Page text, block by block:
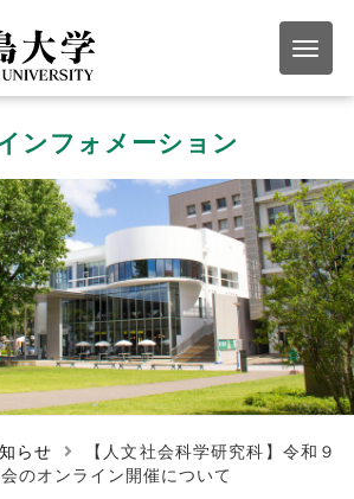
ンフォメーション
らせ
【人文社会科学研究科】令和９
のオンライン開催について